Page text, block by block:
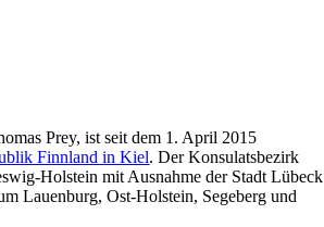
Prey, ist seit dem 1. April 2015
Finnland in Kiel. Der Konsulatsbezirk
Holstein mit Ausnahme der Stadt Lübeck
Lauenburg, Ost-Holstein, Segeberg und